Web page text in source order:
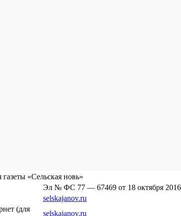
«Сельская новь»
Эл № ФС 77 — 67469 от 18 октября
selskajanov.ru
(для
selskajanov.ru